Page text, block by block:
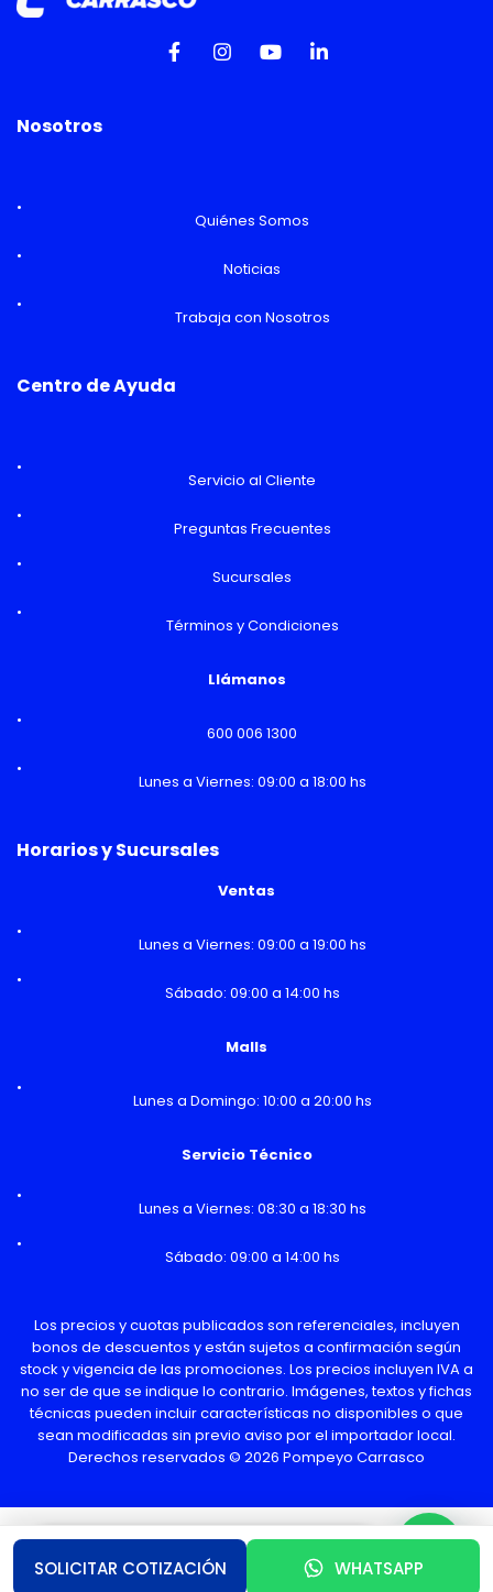
Nosotros
Quiénes Somos
Noticias
Trabaja con Nosotros
Centro de Ayuda
Servicio al Cliente
Preguntas Frecuentes
Sucursales
Términos y Condiciones
Llámanos
600 006 1300
Lunes a Viernes: 09:00 a 18:00 hs
Horarios y Sucursales
Ventas
Lunes a Viernes: 09:00 a 19:00 hs
Sábado: 09:00 a 14:00 hs
Malls
Lunes a Domingo: 10:00 a 20:00 hs
Servicio Técnico
Lunes a Viernes: 08:30 a 18:30 hs
Sábado: 09:00 a 14:00 hs
Los precios y cuotas publicados son referenciales, incluyen
bonos de descuentos y están sujetos a confirmación según
stock y vigencia de las promociones. Los precios incluyen IVA a
no ser de que se indique lo contrario. Imágenes, textos y fichas
técnicas pueden incluir características no disponibles o que
sean modificadas sin previo aviso por el importador local.
Derechos reservados © 2026 Pompeyo Carrasco
¿Necesitas Ayuda o mas información?
SOLICITAR COTIZACIÓN WHATSAPP